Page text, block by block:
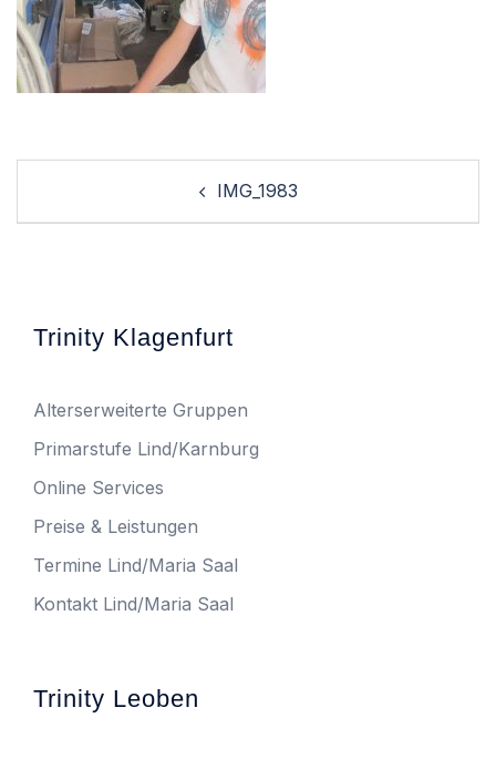
IMG_1983
Trinity Klagenfurt
Alterserweiterte Gruppen
Primarstufe Lind/Karnburg
Online Services
Preise & Leistungen
Termine Lind/Maria Saal
Kontakt Lind/Maria Saal
Trinity Leoben